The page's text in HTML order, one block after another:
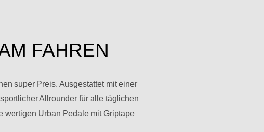
FAHREN
super Preis. Ausgestattet mit einer
Allrounder für alle täglichen
wertigen Urban Pedale mit Griptape